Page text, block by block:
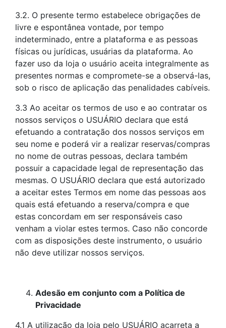
3.2. O presente termo estabelece obrigações de
livre e espontânea vontade, por tempo
indeterminado, entre a plataforma e as pessoas
físicas ou jurídicas, usuárias da plataforma. Ao
fazer uso da loja o usuário aceita integralmente as
presentes normas e compromete-se a observá-las,
sob o risco de aplicação das penalidades cabíveis.
3.3 Ao aceitar os termos de uso e ao contratar os
nossos serviços o USUÁRIO declara que está
efetuando a contratação dos nossos serviços em
seu nome e poderá vir a realizar reservas/compras
no nome de outras pessoas, declara também
possuir a capacidade legal de representação das
mesmas. O USUÁRIO declara que está autorizado
a aceitar estes Termos em nome das pessoas aos
quais está efetuando a reserva/compra e que
estas concordam em ser responsáveis caso
venham a violar estes termos. Caso não concorde
com as disposições deste instrumento, o usuário
não deve utilizar nossos serviços.
Adesão em conjunto com a Política de
Privacidade
4.1 A utilização da loja pelo USUÁRIO acarreta a